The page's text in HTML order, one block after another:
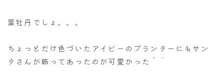
葉牡丹でしょ。。。
ちょっとだけ色づいたアイビーのプランターにもサン
タさんが飾ってあったのが可愛かった＾＾